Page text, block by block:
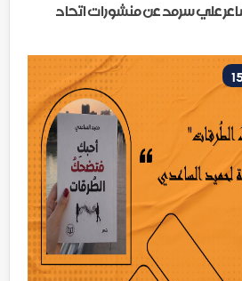
علي سرمد عن منشورات اتحاد